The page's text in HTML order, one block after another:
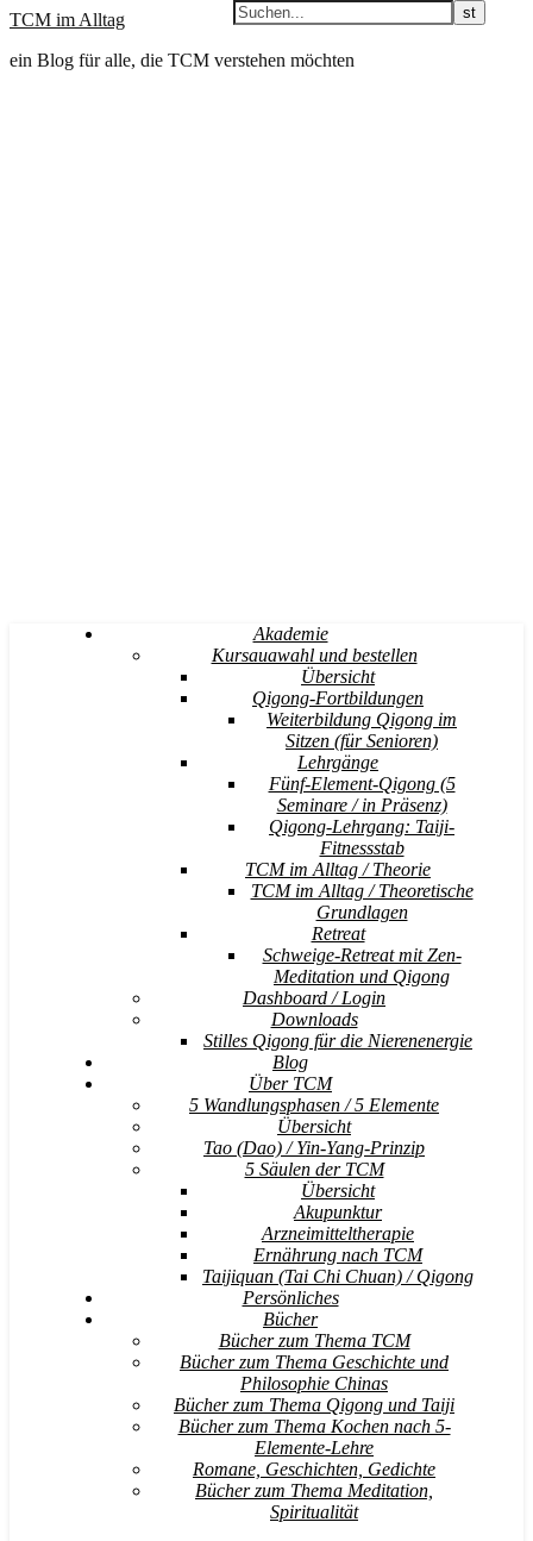
TCM im Alltag
ein Blog für alle, die TCM verstehen möchten
Akademie
Kursauawahl und bestellen
Übersicht
Qigong-Fortbildungen
Weiterbildung Qigong im
Sitzen (für Senioren)
Lehrgänge
Fünf-Element-Qigong (5
Seminare / in Präsenz)
Qigong-Lehrgang: Taiji-
Fitnessstab
TCM im Alltag / Theorie
TCM im Alltag / Theoretische
Grundlagen
Retreat
Schweige-Retreat mit Zen-
Meditation und Qigong
Dashboard / Login
Downloads
Stilles Qigong für die Nierenenergie
Blog
Über TCM
5 Wandlungsphasen / 5 Elemente
Übersicht
Tao (Dao) / Yin-Yang-Prinzip
5 Säulen der TCM
Übersicht
Akupunktur
Arzneimitteltherapie
Ernährung nach TCM
Taijiquan (Tai Chi Chuan) / Qigong
Persönliches
Bücher
Bücher zum Thema TCM
Bücher zum Thema Geschichte und
Philosophie Chinas
Bücher zum Thema Qigong und Taiji
Bücher zum Thema Kochen nach 5-
Elemente-Lehre
Romane, Geschichten, Gedichte
Bücher zum Thema Meditation,
Spiritualität